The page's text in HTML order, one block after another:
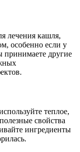
лечения кашля,
особенно если у
принимаете другие
теплое,
свойства
ингредиенты